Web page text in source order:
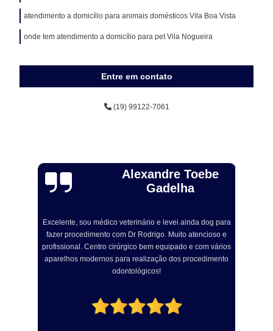
atendimento a domicílio para animais domésticos Vila Boa Vista
onde tem atendimento a domicílio para pet Vila Nogueira
Entre em contato
(19) 99122-7061
Alexandre Toebe
Gadelha
Excelente, sou médico veterinário e levei ainda dog para
fazer procedimento com Dr Rodrigo. Muito atencioso e
profissional. Centro cirúrgico bem equipado e com vários
aparelhos modernos para realização dos procedimento
odontológicos!